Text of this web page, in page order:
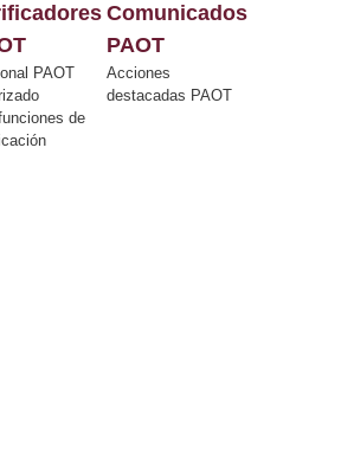
PAOT
de
Comunicados
PAOT
Acciones
destacadas PAOT